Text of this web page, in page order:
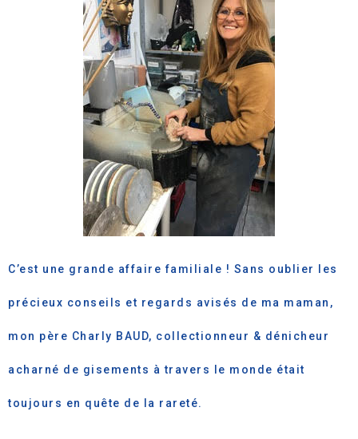
C’est une grande affaire familiale ! Sans oublier les
précieux conseils et regards avisés de ma maman,
mon père Charly BAUD, collectionneur & dénicheur
acharné de gisements à travers le monde était
toujours en quête de la rareté.